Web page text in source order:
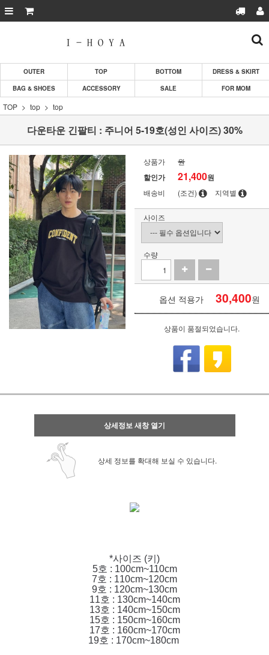
OUTER TOP BOTTOM
DRESS & SKIRT
BAG & SHOES
ACCESSORY SALE FOR MOM
TOP top top
다운타운 긴팔티 : 주니어 5-19호(성인 사이즈) 30%
상품가 원
할인가 21,400원
배송비 (조건) 지역별
사이즈
수량
옵션 적용가 30,400원
상품이 품절되었습니다.
상세정보 새창 열기
상세 정보를 확대해 보실 수 있습니다.
*사이즈 (키)
5호 : 100cm~110cm
7호 : 110cm~120cm
9호 : 120cm~130cm
11호 : 130cm~140cm
13호 : 140cm~150cm
15호 : 150cm~160cm
17호 : 160cm~170cm
19호 : 170cm~180cm